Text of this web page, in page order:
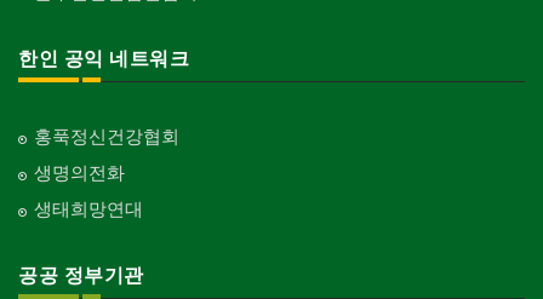
한인 공익 네트워크
홍푹정신건강협회
생명의전화
생태희망연대
공공 정부기관